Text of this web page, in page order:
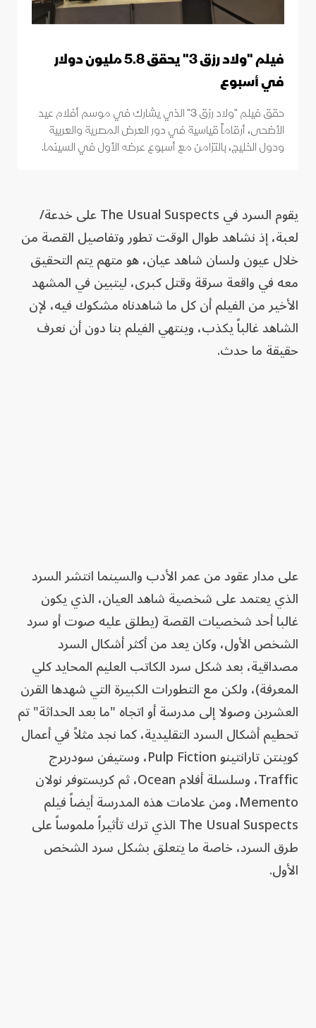
فيلم "ولاد رزق 3" يحقق 5.8 مليون دولار
في أسبوع
حقق فيلم "ولاد رزق 3" الذي يشارك في موسم أفلام عيد
الأضحى، أرقاماً قياسية في دور العرض المصرية والعربية
ودول الخليج، بالتزامن مع أسبوع عرضه الأول في السينما.
يقوم السرد في The Usual Suspects على خدعة/
لعبة، إذ نشاهد طوال الوقت تطور وتفاصيل القصة من
خلال عيون ولسان شاهد عيان، هو متهم يتم التحقيق
معه في واقعة سرقة وقتل كبرى، ليتبين في المشهد
الأخير من الفيلم أن كل ما شاهدناه مشكوك فيه، لإن
الشاهد غالباً يكذب، وينتهي الفيلم بنا دون أن نعرف
حقيقة ما حدث.
على مدار عقود من عمر الأدب والسينما انتشر السرد
الذي يعتمد على شخصية شاهد العيان، الذي يكون
غالبا أحد شخصيات القصة (يطلق عليه صوت أو سرد
الشخص الأول، وكان يعد من أكثر أشكال السرد
مصداقية، بعد شكل سرد الكاتب العليم المحايد كلي
المعرفة)، ولكن مع التطورات الكبيرة التي شهدها القرن
العشرين وصولا إلى مدرسة أو اتجاه "ما بعد الحداثة" تم
تحطيم أشكال السرد التقليدية، كما نجد مثلاً في أعمال
كوينتن تارانتينو Pulp Fiction، وستيفن سودربرج
Traffic، وسلسلة أفلام Ocean، ثم كريستوفر نولان
Memento، ومن علامات هذه المدرسة أيضاً فيلم
The Usual Suspects الذي ترك تأثيراً ملموساً على
طرق السرد، خاصة ما يتعلق بشكل سرد الشخص
الأول.